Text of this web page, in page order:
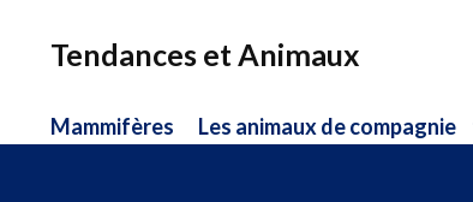
Tendances et Animaux
Mammifères Les animaux de compagnie